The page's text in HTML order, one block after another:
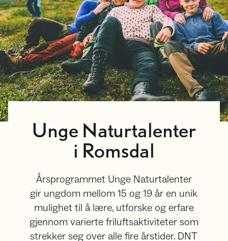
Unge Naturtalenter
i Romsdal
Årsprogrammet Unge Naturtalenter
gir ungdom mellom 15 og 19 år en unik
mulighet til å lære, utforske og erfare
gjennom varierte friluftsaktiviteter som
strekker seg over alle fire årstider. DNT